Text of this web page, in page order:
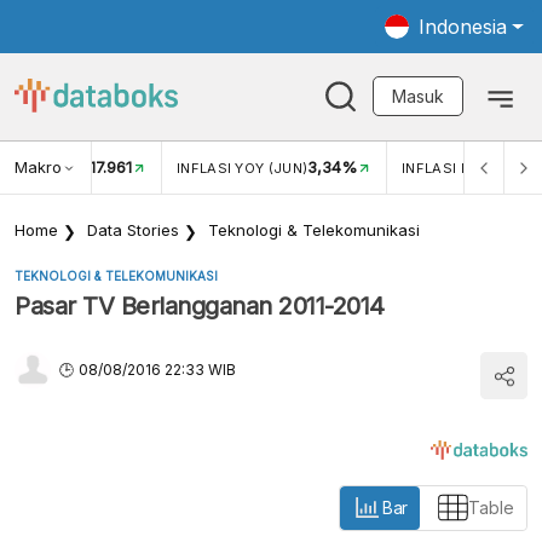
Indonesia
Masuk
Makro
USD/IDR 17.961 INFLASI YOY (JUN)3,34% INFLASI MOM (JUN)
Home Data Stories Teknologi & Telekomunikasi
TEKNOLOGI & TELEKOMUNIKASI
Pasar TV Berlangganan 2011-2014
08/08/2016 22:33 WIB
Bar Table